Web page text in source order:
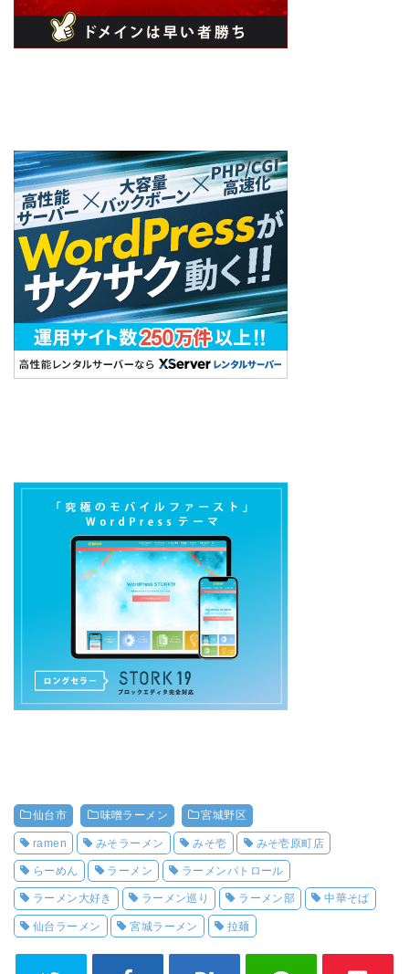
仙台市 味噌ラーメン 宮城野区
ramen みそラーメン みそ壱 みそ壱原町店
らーめん ラーメン ラーメンパトロール
ラーメン大好き ラーメン巡り ラーメン部 中華そば
仙台ラーメン 宮城ラーメン 拉麺